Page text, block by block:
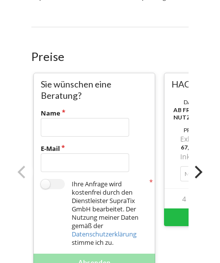
Preise
Sie wünschen eine
Beratung?
Name
E-Mail
Ihre Anfrage wird
kostenfrei durch den
Dienstleister SupraTix
GmbH bearbeitet. Der
Nutzung meiner Daten
gemäß der
Datenschutzerklärung
stimme ich zu.
HACCP &
DAUER:
AB
NUTZBAR
PREIS
Exkl. Mwst.
Inkl. Mwst.
4